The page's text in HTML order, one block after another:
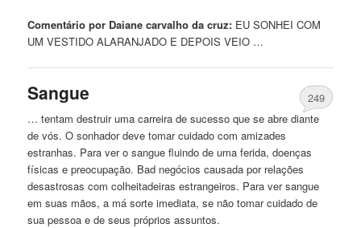
Comentário por Daiane carvalho da cruz: EU SONHEICOM
UM VESTIDO ALARANJADO E DEPOIS VEIO …
Sangue
249
… tentam destruir uma carreira de sucesso que se abre diante
de vós. O sonhador deve tomar cuidadocom amizades
estranhas. Para ver o sangue fluindo de uma ferida, doenças
físicas e preocupação. Bad negócios causada por relações
desastrosascom colheitadeiras estrangeiros. Para ver sangue
em suas mãos, a má sorte imediata, se não tomar cuidado de
sua pessoa e de seus próprios assuntos.